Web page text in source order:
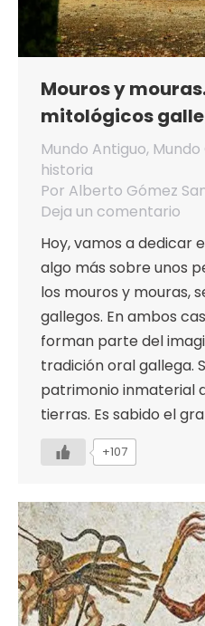
Mouros y
mitológicos
Mundo Antiguo,
historia
Por Alberto Gómez
Deja un comentario
Hoy, vamos a dedicar
algo más sobre unos
los mouros y mouras,
gallegos. En ambos
forman parte del
tradición oral gallega.
patrimonio inmaterial
tierras. Es sabido el
+107